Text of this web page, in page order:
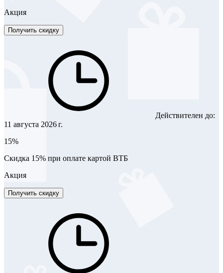
Акция
Получить скидку
Действителен до:
11 августа 2026 г.
15%
Скидка 15% при оплате картой ВТБ
Акция
Получить скидку